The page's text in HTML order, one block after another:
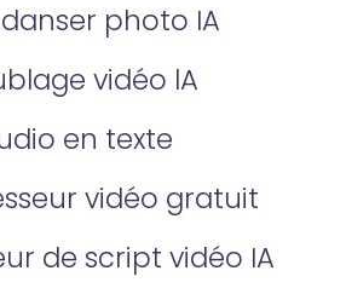
photo IA
vidéo lA
en texte
vidéo gratuit
de script vidéo IA